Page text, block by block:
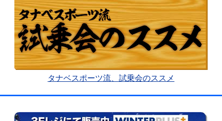
タナベスポーツ流、試乗会のススメ